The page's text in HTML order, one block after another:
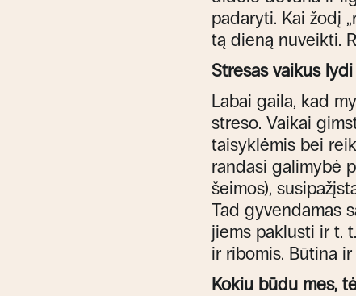
padaryti. Kai žodį
tą dieną nuveikti.
Stresas vaikus
Labai gaila, kad
streso. Vaikai
taisyklėmis bei
randasi galimybė
šeimos),
Tad gyvendamas
jiems paklusti ir t.
ir ribomis. Būtina
Kokiu būdu mes,